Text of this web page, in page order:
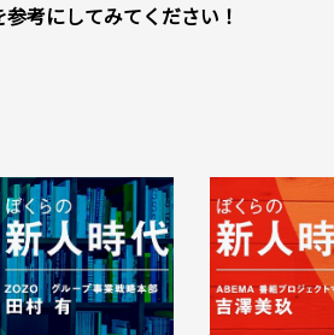
考にしてみてください！